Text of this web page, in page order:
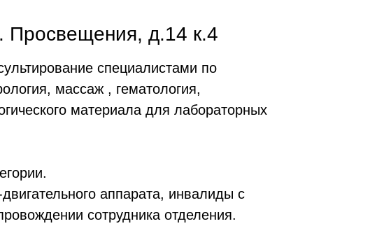
Просвещения, д.14 к.4
специалистами по
массаж , гематология,
материала для лабораторных
аппарата, инвалиды с
сотрудника отделения.